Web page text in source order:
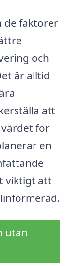
de faktorer
och
är alltid
att
värdet för
en
viktigt att
utan